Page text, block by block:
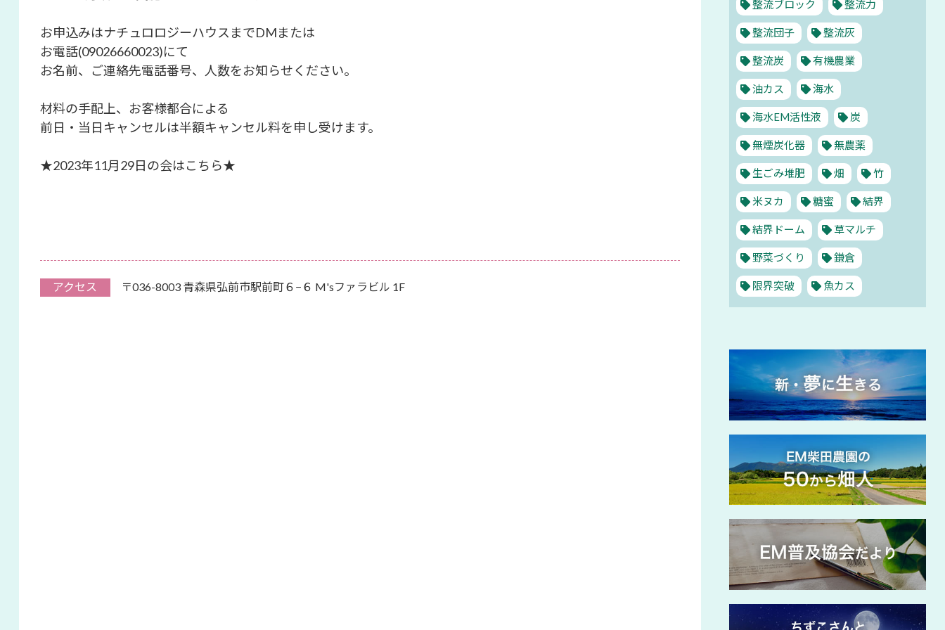
お申込みはナチュロロジーハウスまでDMまたは
お電話(09026660023)にて
お名前、ご連絡先電話番号、人数をお知らせください。
材料の手配上、お客様都合による
前日・当日キャンセルは半額キャンセル料を申し受けます。
★2023年11月29日の会はこちら★
アクセス 〒036-8003 青森県弘前市駅前町６−６ M'sファラビル 1F
整流ブロック 整流力
整流団子 整流灰
整流炭 有機農業
油カス 海水
海水EM活性液 炭
無煙炭化器 無農薬
生ごみ堆肥 畑 竹
米ヌカ 糖蜜 結界
結界ドーム 草マルチ
野菜づくり 鎌倉
限界突破 魚カス